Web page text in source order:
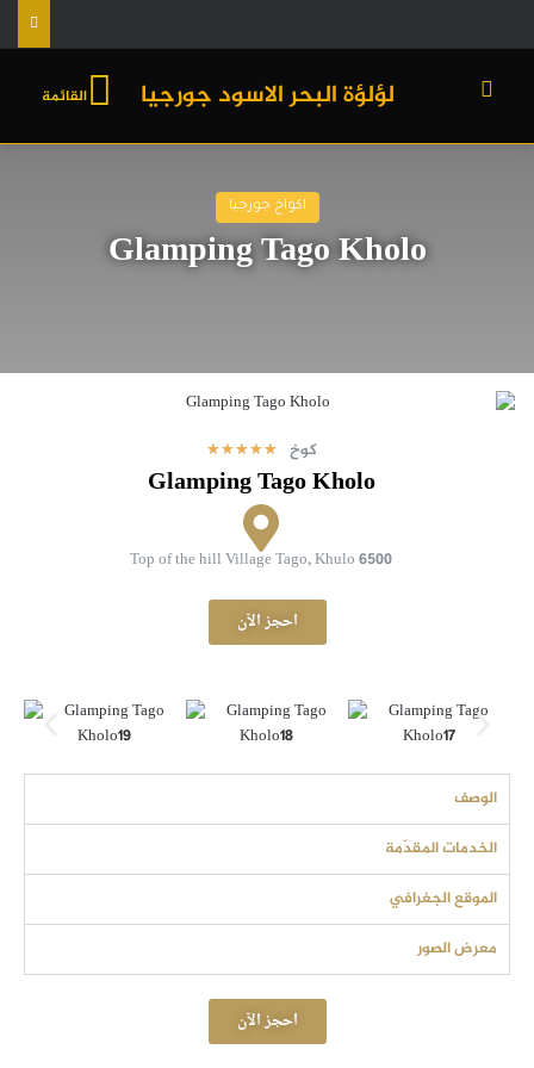
لؤلؤة البحر الاسود جورجيا القائمة
اكواخ جورجيا
Glamping Tago Kholo
كوخ ★
★
★
★
★
Glamping Tago Kholo
Top of the hill Village Tago, Khulo 6500
احجز الآن
الوصف
الخدمات المقدّمة
الموقع الجغرافي
معرض الصور
احجز الآن